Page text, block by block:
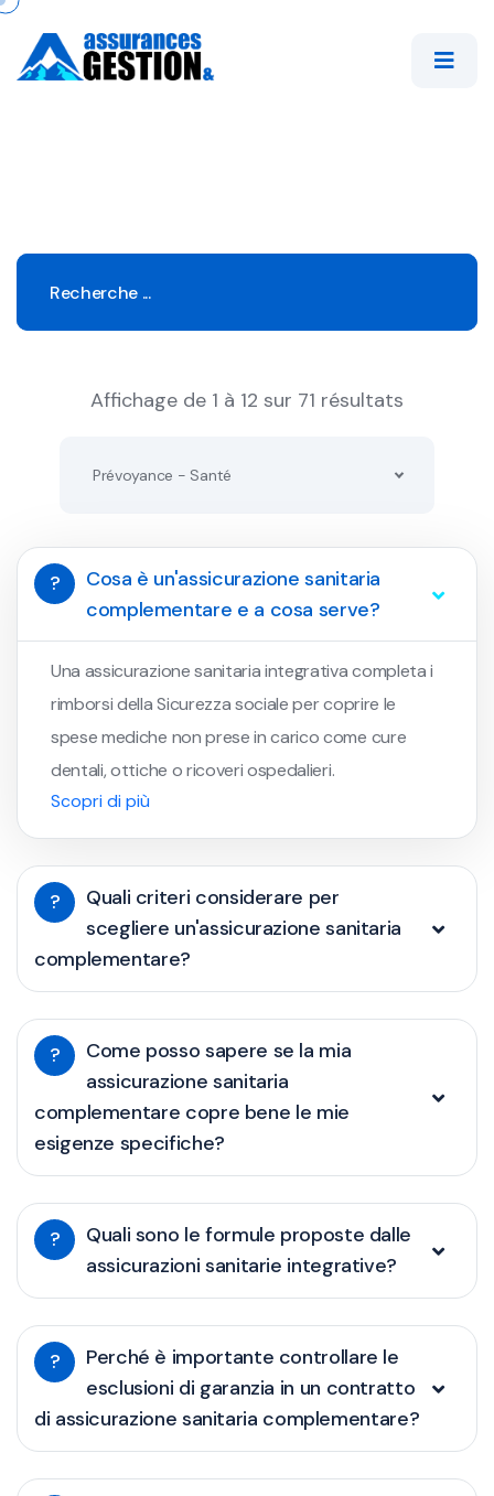
Affichage de 1 à 12 sur 71 résultats
Prévoyance - Santé
?
Cosa è un'assicurazione sanitaria
complementare e a cosa serve?
Una assicurazione sanitaria integrativa completa i
rimborsi della Sicurezza sociale per coprire le
spese mediche non prese in carico come cure
dentali, ottiche o ricoveri ospedalieri.
Scopri di più
?
Quali criteri considerare per
scegliere un'assicurazione sanitaria
complementare?
?
Come posso sapere se la mia
assicurazione sanitaria
complementare copre bene le mie
esigenze specifiche?
?
Quali sono le formule proposte dalle
assicurazioni sanitarie integrative?
?
Perché è importante controllare le
esclusioni di garanzia in un contratto
di assicurazione sanitaria complementare?